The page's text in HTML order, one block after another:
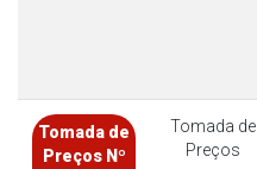
Tomada de
Preços Nº
Tomada de
Preços